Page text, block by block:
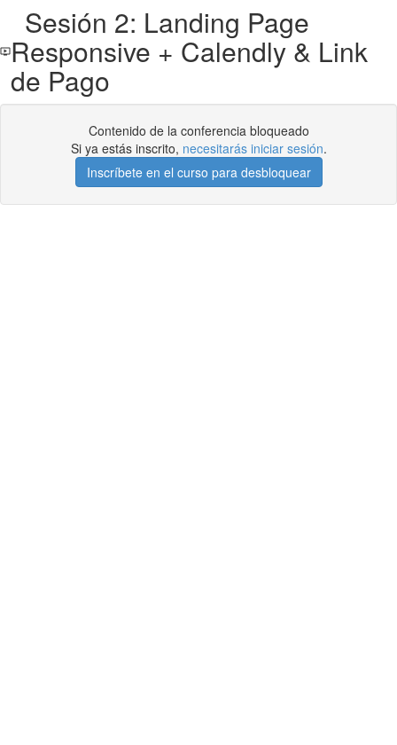
Sesión 2: Landing Page
Responsive + Calendly & Link
de Pago
Contenido de la conferencia bloqueado
Si ya estás inscrito, necesitarás iniciar sesión.
Inscríbete en el curso para desbloquear